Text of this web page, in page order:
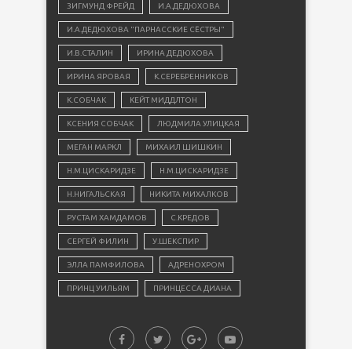
ЗИГМУНД ФРЕЙД И.А.ДЕДЮХОВА
И.А.ДЕДЮХОВА "ПАРНАССКИЕ СЁСТРЫ"
И.В.СТАЛИН ИРИНА ДЕДЮХОВА
ИРИНА ЯРОВАЯ К.СЕРЕБРЕННИКОВ
К.СОБЧАК КЕЙТ МИДДЛТОН
КСЕНИЯ СОБЧАК ЛЮДМИЛА УЛИЦКАЯ
МЕГАН МАРКЛ МИХАИЛ ШИШКИН
Н.М.ЦИСКАРИДЗЕ Н.М.ЦИСКАРИДЗЕ
Н.НИГАЛЬСКАЯ НИКИТА МИХАЛКОВ
РУСТАМ ХАМДАМОВ С.КРЕДОВ
СЕРГЕЙ ФИЛИН У.ШЕКСПИР
ЭЛЛА ПАМФИЛОВА АДРЕНОХРОМ
ПРИНЦ УИЛЬЯМ ПРИНЦЕССА ДИАНА